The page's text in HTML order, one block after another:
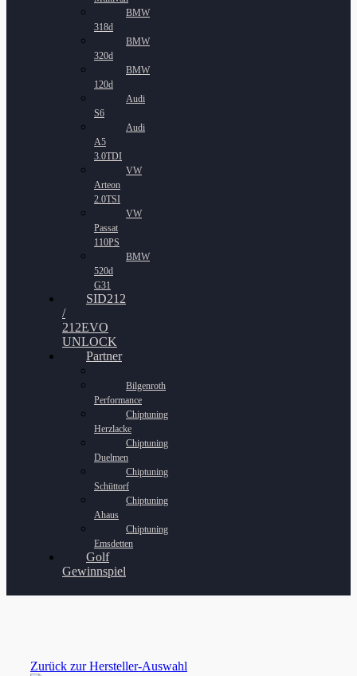
BMW
318d
BMW
320d
BMW
120d
Audi
S6
Audi
A5
3.0TDI
VW
Arteon
2.0TSI
VW
Passat
110PS
BMW
520d
G31
SID212
/
212EVO
UNLOCK
Partner
Bilgenroth
Performance
Chiptuning
Herzlacke
Chiptuning
Duelmen
Chiptuning
Schüttorf
Chiptuning
Ahaus
Chiptuning
Emsdetten
Golf
Gewinnspiel
Zurück zur Hersteller-Auswahl